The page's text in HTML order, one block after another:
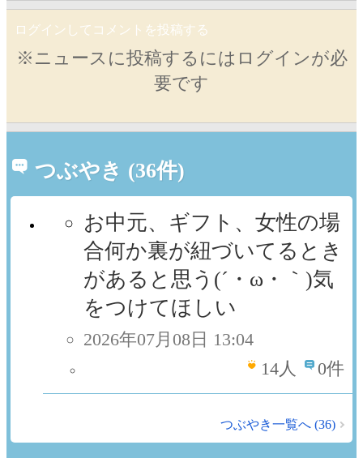
ログインしてコメントを投稿する
※ニュースに投稿するにはログインが必
要です
つぶやき (36件)
お中元、ギフト、女性の場
合何か裏が紐づいてるとき
があると思う(´・ω・｀)気
をつけてほしい
2026年07月08日 13:04
14 人 0件
つぶやき一覧へ (36)